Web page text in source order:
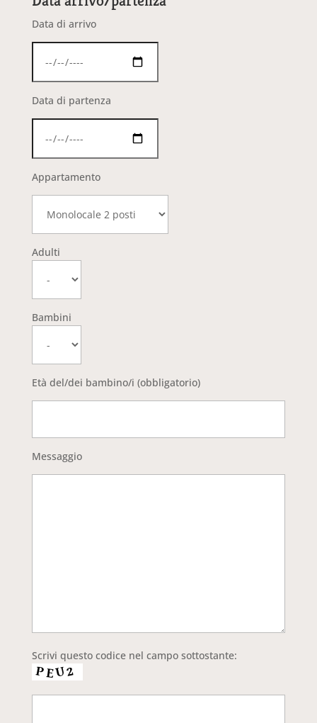
Data di arrivo
Data di partenza
Appartamento
Adulti
Bambini
Età del/dei bambino/i (obbligatorio)
Messaggio
Scrivi questo codice nel campo sottostante: